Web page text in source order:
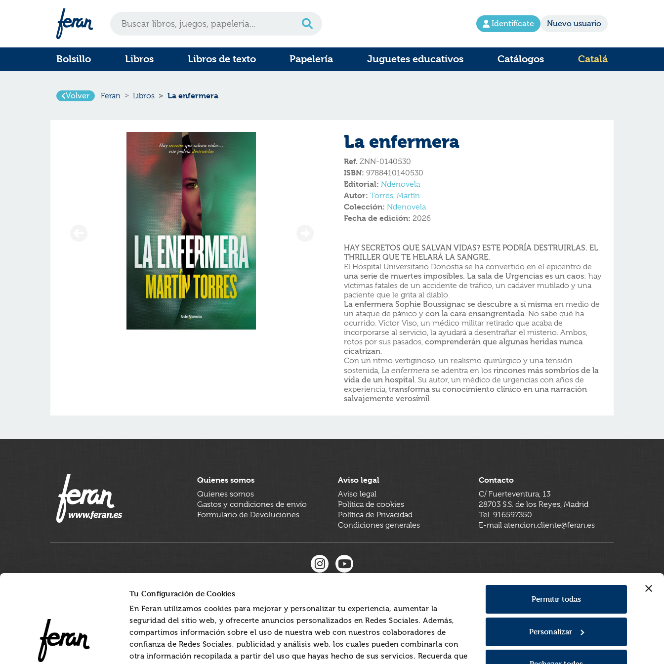
Tu Configuración de Cookies
En Feran utilizamos cookies para mejorar y personalizar tu experiencia, aumentar la
seguridad del sitio web, y ofrecerte anuncios personalizados en Redes Sociales. Además,
compartimos información sobre el uso de nuestra web con nuestros colaboradores de
confianza de Redes Sociales, publicidad y análisis web, los cuales pueden combinarla con
otra información recopilada a partir del uso que hayas hecho de sus servicios. Recuerda que
Permitir todas
Personalizar
Identifícate Nuevo usuario
Bolsillo Libros Libros de texto Papelería Juguetes educativos Catálogos Catalá
Volver Feran Libros La enfermera
La enfermera
Ref. ZNN-0140530
ISBN: 9788410140530
Editorial: Ndenovela
Autor: Torres, Martín
Colección: Ndenovela
Fecha de edición: 2026
HAY SECRETOS QUE SALVAN VIDAS? ESTE PODRÍA DESTRUIRLAS. EL
THRILLER QUE TE HELARÁ LA SANGRE.
El Hospital Universitario Donostia se ha convertido en el epicentro de
una serie de muertes imposibles. La sala de Urgencias es un caos: hay
víctimas fatales de un accidente de tráfico, un cadáver mutilado y una
paciente que le grita al diablo.
La enfermera Sophie Boussignac se descubre a sí misma en medio de
un ataque de pánico y con la cara ensangrentada. No sabe qué ha
ocurrido. Víctor Viso, un médico militar retirado que acaba de
incorporarse al servicio, la ayudará a desentrañar el misterio. Ambos,
rotos por sus pasados, comprenderán que algunas heridas nunca
cicatrizan.
Con un ritmo vertiginoso, un realismo quirúrgico y una tensión
sostenida, La enfermera se adentra en los rincones más sombríos de la
vida de un hospital. Su autor, un médico de urgencias con años de
experiencia, transforma su conocimiento clínico en una narración
salvajemente verosímil.
Quienes somos
Quienes somos
Gastos y condiciones de envío
Formulario de Devoluciones
Aviso legal
Aviso legal
Política de cookies
Política de Privacidad
Condiciones generales
Contacto
C/ Fuerteventura, 13
28703 S.S. de los Reyes, Madrid
Tel. 916597350
E-mail atencion.cliente@feran.es